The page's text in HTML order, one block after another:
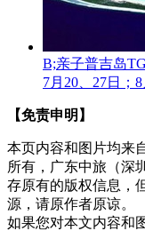
B;亲子普吉岛
7月20、27日；
【免责申明】
本页内容和图片均来
所有，广东中旅（深
存原有的版权信息，
源，请原作者原谅。
如果您对本文内容和